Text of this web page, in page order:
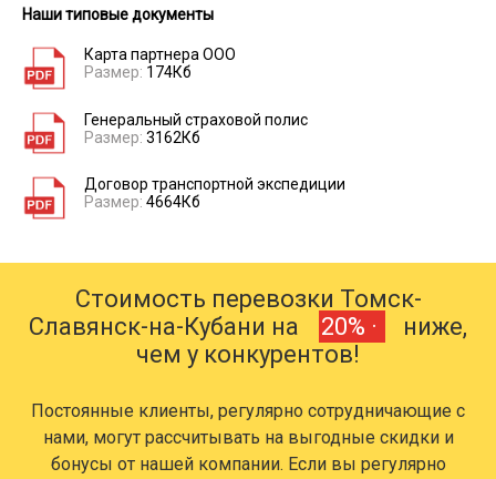
Наши типовые документы
Карта партнера ООО
Размер: 174Кб
Генеральный страховой полис
Размер: 3162Кб
Договор транспортной экспедиции
Размер: 4664Кб
Стоимость перевозки Томск-
Славянск-на-Кубани на
20% ·
ниже,
чем у конкурентов!
Постоянные клиенты, регулярно сотрудничающие с
нами, могут рассчитывать на выгодные скидки и
бонусы от нашей компании. Если вы регулярно